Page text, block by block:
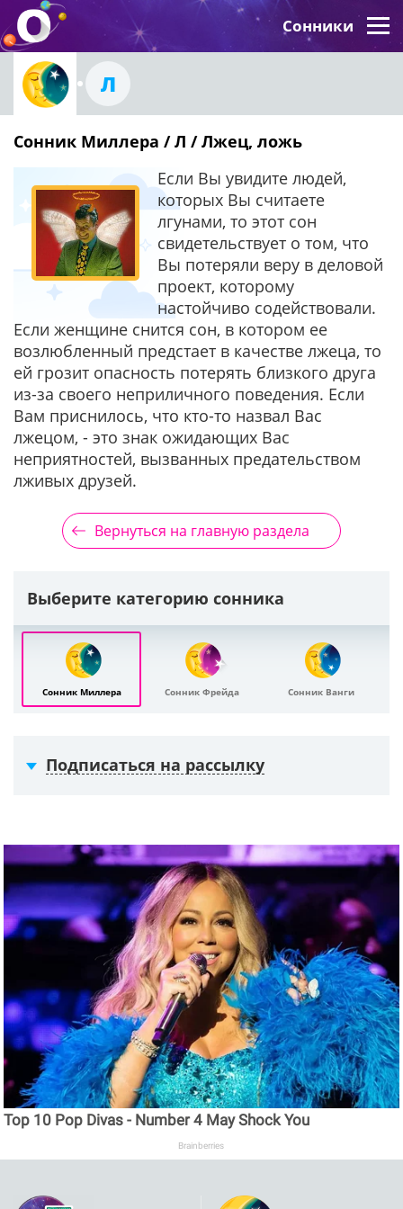
Сонники
Л
Сонник Миллера / Л / Лжец, ложь
Если Вы увидите людей,
которых Вы считаете
лгунами, то этот сон
свидетельствует о том, что
Вы потеряли веру в деловой
проект, которому
настойчиво содействовали.
Если женщине снится сон, в котором ее
возлюбленный предстает в качестве лжеца, то
ей грозит опасность потерять близкого друга
из-за своего неприличного поведения. Если
Вам приснилось, что кто-то назвал Вас
лжецом, - это знак ожидающих Вас
неприятностей, вызванных предательством
лживых друзей.
Вернуться на главную раздела
Выберите категорию сонника
Сонник Миллера Сонник Фрейда Сонник Ванги
Подписаться на рассылку
Top 10 Pop Divas - Number 4 May Shock You
Brainberries